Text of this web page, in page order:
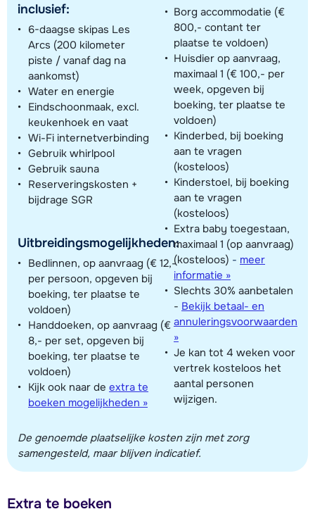
inclusief:
6-daagse skipas Les
Arcs (200 kilometer
piste / vanaf dag na
aankomst)
Water en energie
Eindschoonmaak, excl.
keukenhoek en vaat
Wi-Fi internetverbinding
Gebruik whirlpool
Gebruik sauna
Reserveringskosten +
bijdrage SGR
Uitbreidingsmogelijkheden:
Bedlinnen, op aanvraag (€ 12,-
per persoon, opgeven bij
boeking, ter plaatse te
voldoen)
Handdoeken, op aanvraag (€
8,- per set, opgeven bij
boeking, ter plaatse te
voldoen)
Kijk ook naar de extra te
boeken mogelijkheden »
Borg accommodatie (€
800,- contant ter
plaatse te voldoen)
Huisdier op aanvraag,
maximaal 1 (€ 100,- per
week, opgeven bij
boeking, ter plaatse te
voldoen)
Kinderbed, bij boeking
aan te vragen
(kosteloos)
Kinderstoel, bij boeking
aan te vragen
(kosteloos)
Extra baby toegestaan,
maximaal 1 (op aanvraag)
(kosteloos) - meer
informatie »
Slechts 30% aanbetalen
- Bekijk betaal- en
annuleringsvoorwaarden
»
Je kan tot 4 weken voor
vertrek kosteloos het
aantal personen
wijzigen.
De genoemde plaatselijke kosten zijn met zorg
samengesteld, maar blijven indicatief.
Extra te boeken